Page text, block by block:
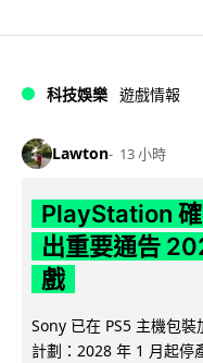
科技娛樂 遊戲情報
Lawton 13 小時
PlayStation
出重要通告
戲
Sony 已在 PS5 主機包
計劃：2028 年 1 月起停